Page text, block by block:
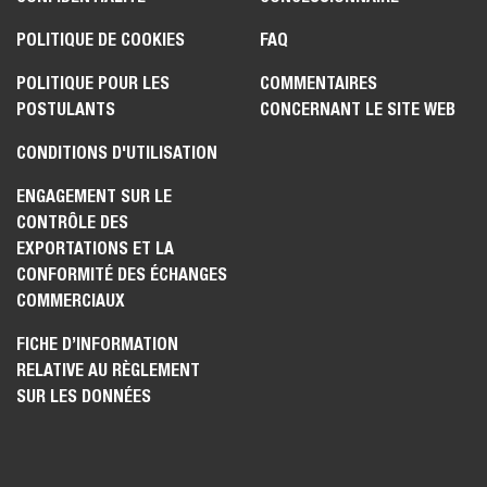
POLITIQUE DE COOKIES
POLITIQUE POUR LES
POSTULANTS
CONDITIONS D'UTILISATION
ENGAGEMENT SUR LE
CONTRÔLE DES
EXPORTATIONS ET LA
CONFORMITÉ DES ÉCHANGES
COMMERCIAUX
FICHE D’INFORMATION
RELATIVE AU RÈGLEMENT
SUR LES DONNÉES
FAQ
COMMENTAIRES
CONCERNANT LE SITE WEB